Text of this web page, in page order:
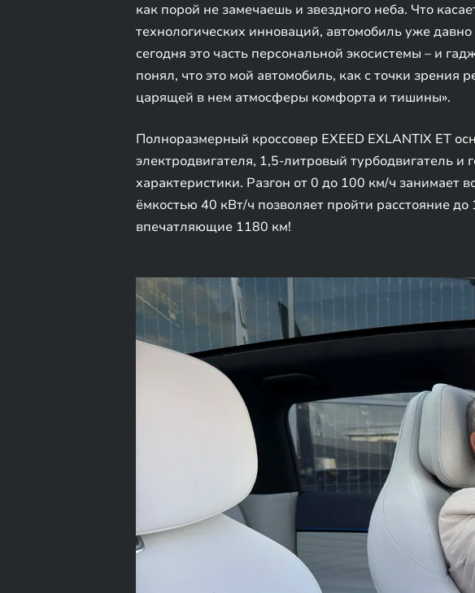
как порой не замечаешь и звездного неба. Что
технологических инноваций, автомобиль уже
сегодня это часть персональной экосистемы – и
понял, что это мой автомобиль, как с точки зрения
царящей в нем атмосферы комфорта и тишины».
Полноразмерный кроссовер EXEED EXLANTIX ET
электродвигателя, 1,5-литровый турбодвигатель
характеристики. Разгон от 0 до 100 км/ч занимает
ёмкостью 40 кВт/ч позволяет пройти расстояние
впечатляющие 1180 км!